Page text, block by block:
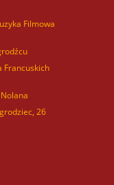
Filmowa
Francuskich
26